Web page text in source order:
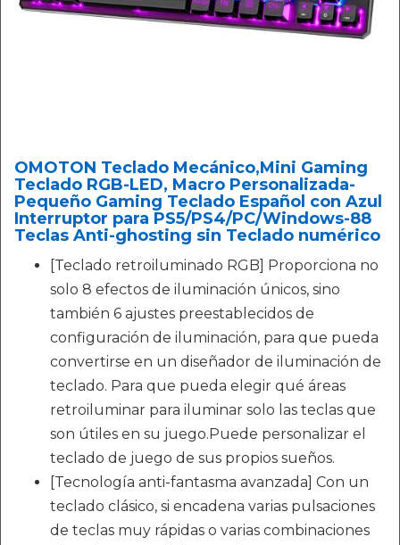
OMOTON Teclado Mecánico,Mini Gaming
Teclado RGB-LED, Macro Personalizada-
Pequeño Gaming Teclado Español con Azul
Interruptor para PS5/PS4/PC/Windows-88
Teclas Anti-ghosting sin Teclado numérico
[Teclado retroiluminado RGB] Proporciona no
solo 8 efectos de iluminación únicos, sino
también 6 ajustes preestablecidos de
configuración de iluminación, para que pueda
convertirse en un diseñador de iluminación de
teclado. Para que pueda elegir qué áreas
retroiluminar para iluminar solo las teclas que
son útiles en su juego.Puede personalizar el
teclado de juego de sus propios sueños.
[Tecnología anti-fantasma avanzada] Con un
teclado clásico, si encadena varias pulsaciones
de teclas muy rápidas o varias combinaciones